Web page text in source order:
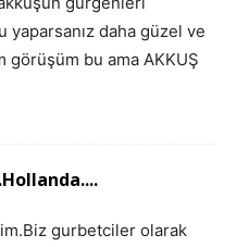
daha güzel ve
bu ama AKKUŞ
gurbetciler olarak